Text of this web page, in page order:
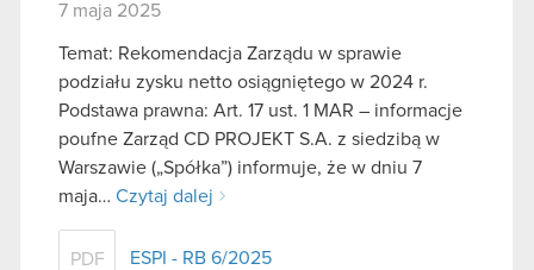
7 maja 2025
Temat: Rekomendacja Zarządu w sprawie
podziału zysku netto osiągniętego w 2024 r.
Podstawa prawna: Art. 17 ust. 1 MAR – informacje
poufne Zarząd CD PROJEKT S.A. z siedzibą w
Warszawie („Spółka”) informuje, że w dniu 7
maja… Czytaj dalej
PDF ESPI - RB 6/2025